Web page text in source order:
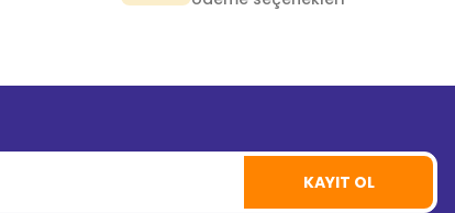
KAYIT OL